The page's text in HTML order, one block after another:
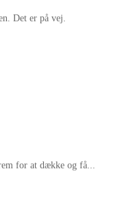
Det er på vej.
for at dække og få...